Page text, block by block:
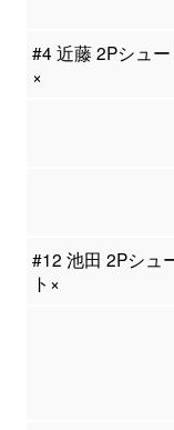
#4 近藤 2Pシュー
×
#12 池田 2Pシュ
ト×